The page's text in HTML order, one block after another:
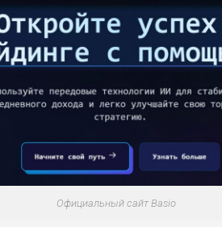
Официальный сайт Basio